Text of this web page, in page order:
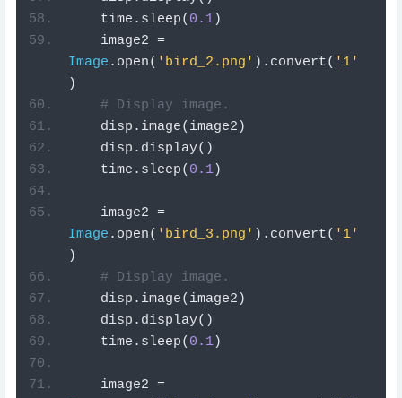
    time
. sleep( 0.1)
    image2
=
Image . open( 'bird_2.png' ). convert( '1'
)
# Display image.
    disp
. image( image2 )
    disp
. display()
    time
. sleep( 0.1)
    image2
=
Image . open( 'bird_3.png' ). convert( '1'
)
# Display image.
    disp
. image( image2 )
    disp
. display()
    time
. sleep( 0.1)
    image2
=